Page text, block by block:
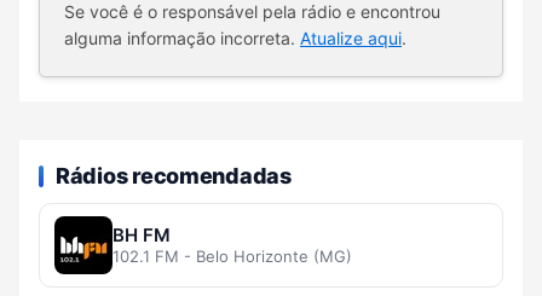
Se você é o responsável pela rádio e encontrou
alguma informação incorreta. Atualize aqui.
Rádios recomendadas
BH FM
102.1 FM - Belo Horizonte (MG)